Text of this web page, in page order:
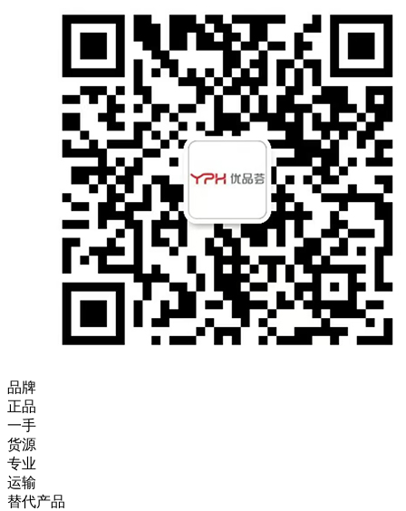
品牌
正品
一手
货源
专业
运输
替代产品